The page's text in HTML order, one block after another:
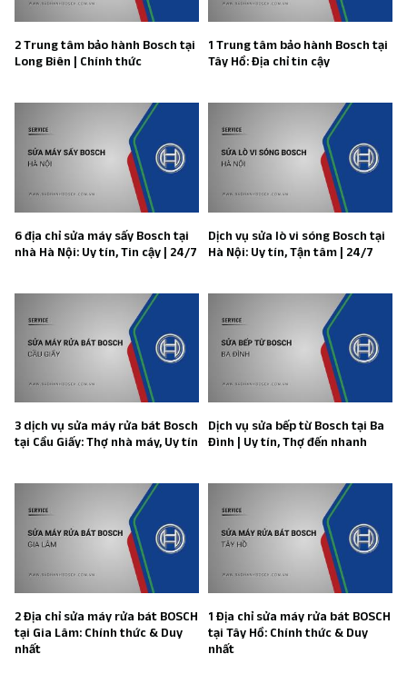
2 Trung tâm bảo hành Bosch tại
Long Biên | Chính thức
1 Trung tâm bảo hành Bosch tại
Tây Hồ: Địa chỉ tin cậy
6 địa chỉ sửa máy sấy Bosch tại
nhà Hà Nội: Uy tín, Tin cậy | 24/7
Dịch vụ sửa lò vi sóng Bosch tại
Hà Nội: Uy tín, Tận tâm | 24/7
3 dịch vụ sửa máy rửa bát Bosch
tại Cầu Giấy: Thợ nhà máy, Uy tín
Dịch vụ sửa bếp từ Bosch tại Ba
Đình | Uy tín, Thợ đến nhanh
2 Địa chỉ sửa máy rửa bát BOSCH
tại Gia Lâm: Chính thức & Duy
nhất
1 Địa chỉ sửa máy rửa bát BOSCH
tại Tây Hồ: Chính thức & Duy
nhất